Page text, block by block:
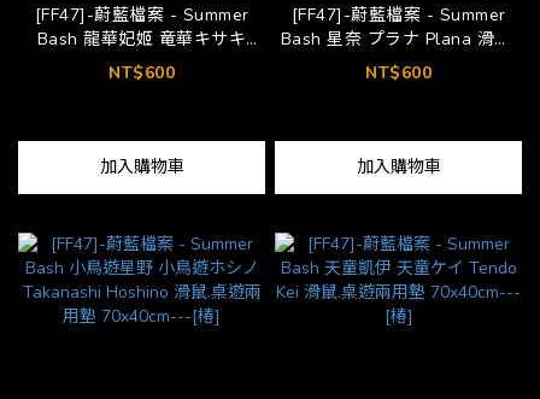
[FF47]-蔚藍檔案 - Summer
Bash 龍華妃姬 竜華キサキ
Ryuge Kisaki 滑鼠.桌遊兩用墊
70x40cm---[椿]
NT$600
加入購物車
[FF47]-蔚藍檔案 - Summer
Bash 星奈 プラナ Plana 滑鼠.
桌遊兩用墊 70x40cm---[椿]
NT$600
加入購物車